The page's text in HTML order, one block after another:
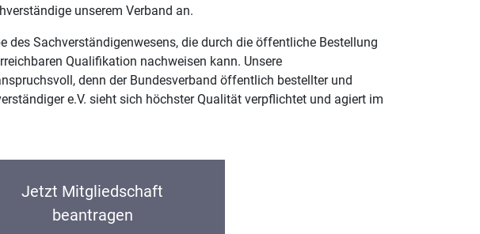
unserem Verband an.
des Sachverständigenwesens, die durch die öffentliche Bestellung
Qualifikation nachweisen kann. Unsere
denn der Bundesverband öffentlich bestellter und
e.V. sieht sich höchster Qualität verpflichtet und agiert im
Jetzt Mitgliedschaft
beantragen